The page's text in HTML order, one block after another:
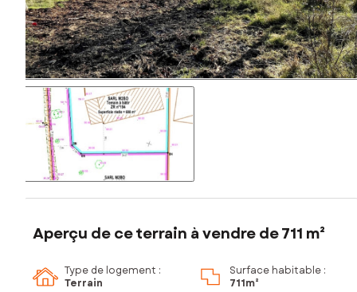
Aperçu de ce terrain à vendre de 711 m²
Type de logement :
Terrain
Surface habitable :
711m²